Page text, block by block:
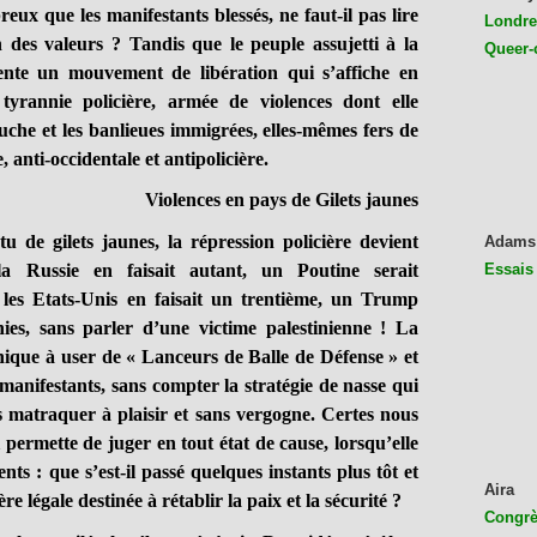
que les manifestants blessés, ne faut-il pas lire
des valeurs ? Tandis que le peuple assujetti à la
un mouvement de libération qui s’affiche en
policière, armée de violences dont elle
et les banlieues immigrées, elles-mêmes fers de
anti-occidentale et antipolicière.
Violences en pays de Gilets jaunes
gilets jaunes, la répression policière devient
Russie en faisait autant, un Poutine serait
Etats-Unis en faisait un trentième, un Trump
sans parler d’une victime palestinienne ! La
à user de « Lanceurs de Balle de Défense » et
sans compter la stratégie de nasse qui
matraquer à plaisir et sans vergogne. Certes nous
de juger en tout état de cause, lorsqu’elle
: que s’est-il passé quelques instants plus tôt et
légale destinée à rétablir la paix et la sécurité ?
Adams
Aira